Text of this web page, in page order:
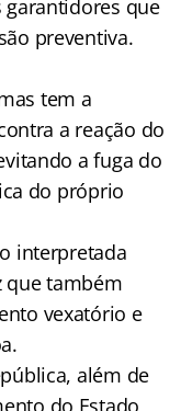
que
preventiva.
tem a
a reação do
a fuga do
do próprio
interpretada
que também
vexatório e
além de
do Estado